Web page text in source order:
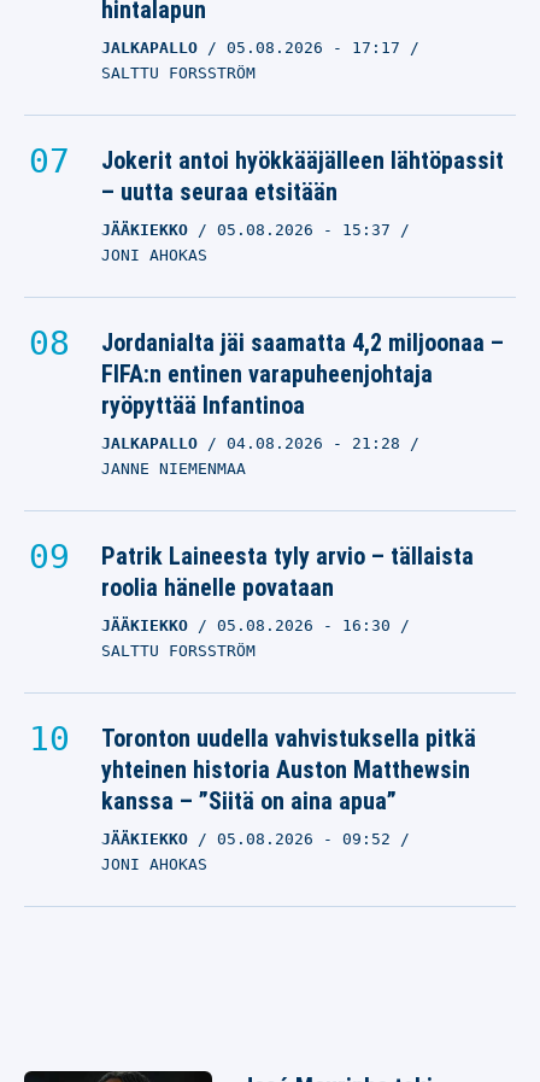
hintalapun
JALKAPALLO 05.08.2026 - 17:17
SALTTU FORSSTRÖM
Jokerit antoi hyökkääjälleen lähtöpassit
– uutta seuraa etsitään
JÄÄKIEKKO 05.08.2026 - 15:37
JONI AHOKAS
Jordanialta jäi saamatta 4,2 miljoonaa –
FIFA:n entinen varapuheenjohtaja
ryöpyttää Infantinoa
JALKAPALLO 04.08.2026 - 21:28
JANNE NIEMENMAA
Patrik Laineesta tyly arvio – tällaista
roolia hänelle povataan
JÄÄKIEKKO 05.08.2026 - 16:30
SALTTU FORSSTRÖM
Toronton uudella vahvistuksella pitkä
yhteinen historia Auston Matthewsin
kanssa – ”Siitä on aina apua”
JÄÄKIEKKO 05.08.2026 - 09:52
JONI AHOKAS